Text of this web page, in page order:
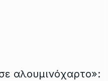
αλουμινόχαρτο»: